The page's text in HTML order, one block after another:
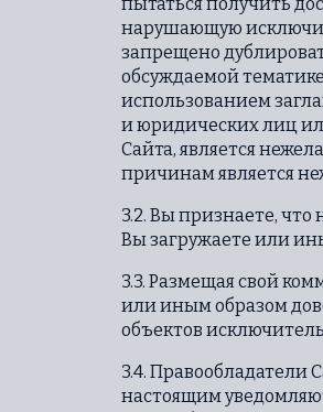
нарушающую
запрещено
обсуждаемой
использованием
и юридических лиц
Сайта, является
причинам является
3.2. Вы признаете,
Вы загружаете или
3.3. Размещая свой
или иным образом
объектов
3.4. Правообладатели
настоящим